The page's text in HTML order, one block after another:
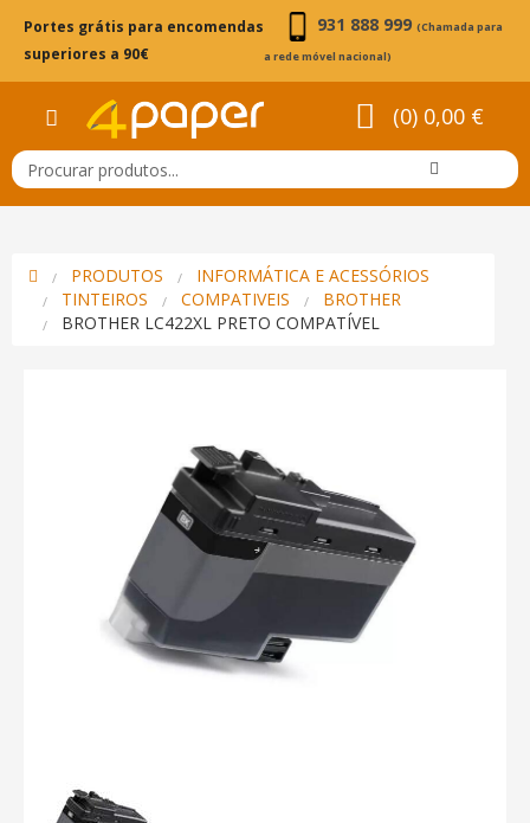
Portes grátis para encomendas
superiores a 90€
931 888 999 (Chamada para
a rede móvel nacional)
(0) 0,00 €
PRODUTOS
INFORMÁTICA E ACESSÓRIOS
TINTEIROS
COMPATIVEIS
BROTHER
BROTHER LC422XL PRETO COMPATÍVEL